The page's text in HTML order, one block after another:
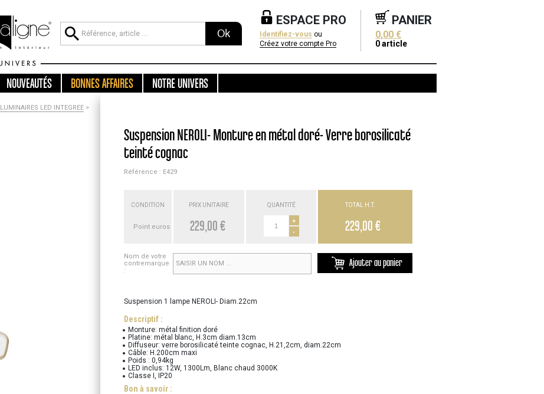
Ok
ESPACE PRO
Identifiez-vous ou
Créez votre compte Pro
PANIER
0,00 €
0article
NOUVEAUTÉS BONNES AFFAIRES NOTRE UNIVERS
LUMINAIRES LED INTEGREE>
Suspension NEROLI- Monture en métal doré- Verre borosilicaté
teinté cognac
Référence : E429
CONDITION
Point euros
PRIX UNITAIRE
229,00 €
QUANTITÉ
+
-
TOTAL H.T.
229,00 €
Nom de votre
contremarque
:
Ajouter au panier
Suspension 1 lampe NEROLI- Diam.22cm
Descriptif :
Monture: métal finition doré
Platine: métal blanc, H.3cm diam.13cm
Diffuseur: verre borosilicaté teinte cognac, H.21,2cm, diam.22cm
Câble: H.200cm maxi
Poids : 0,94kg
LED inclus: 12W, 1300Lm, Blanc chaud 3000K
Classe I, IP20
Bon à savoir :